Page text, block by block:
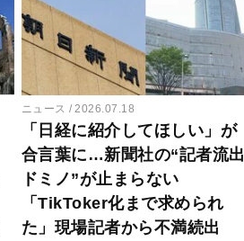
ニュース 2026.07.18
「日経に紹介してほしい」が
合言葉に…新聞社の“記者流出
ドミノ”が止まらない
「TikToker化まで求められ
た」現場記者から不満続出